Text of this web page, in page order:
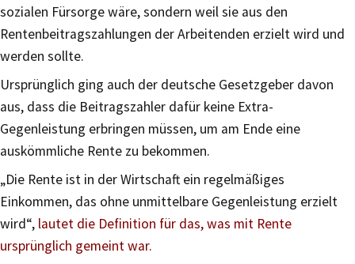
sozialen Fürsorge wäre, sondern weil sie aus den
Rentenbeitragszahlungen der Arbeitenden erzielt wird und
werden sollte.
Ursprünglich ging auch der deutsche Gesetzgeber davon
aus, dass die Beitragszahler dafür keine Extra-
Gegenleistung erbringen müssen, um am Ende eine
auskömmliche Rente zu bekommen.
„Die Rente ist in der Wirtschaft ein regelmäßiges
Einkommen, das ohne unmittelbare Gegenleistung erzielt
wird“, lautet die Definition für das, was mit Rente
ursprünglich gemeint war.